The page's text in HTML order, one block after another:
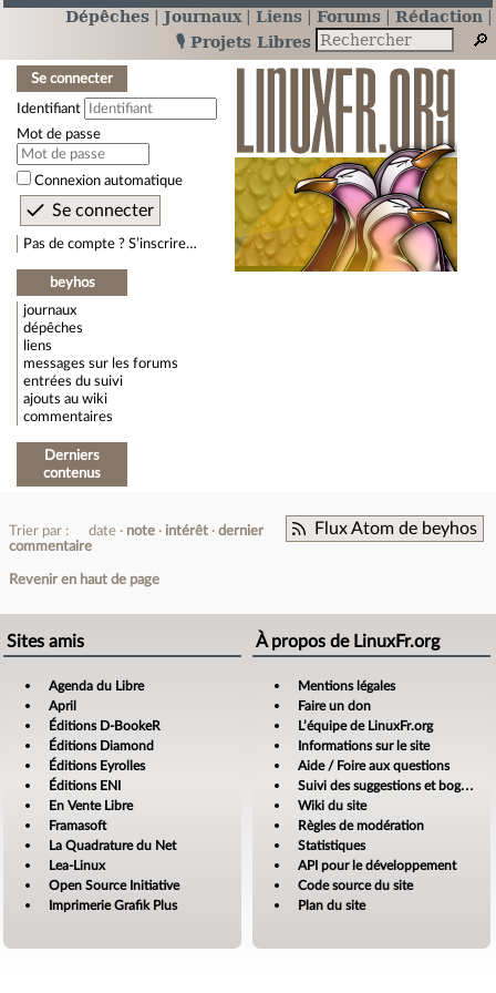
Dépêches Journaux Liens Forums
Rédaction
🎙️ Projets Libres
Se connecter
Identifiant
Mot de passe
Connexion automatique
Pas de compte ? S’inscrire…
beyhos
journaux
dépêches
liens
messages sur les forums
entrées du suivi
ajouts au wiki
commentaires
Derniers
contenus
Flux Atom de beyhos
Trier par : date note intérêt
dernier
commentaire
Revenir en haut de page
Sites amis
Agenda du Libre
April
Éditions D-BookeR
Éditions Diamond
Éditions Eyrolles
Éditions ENI
En Vente Libre
Framasoft
La Quadrature du Net
Lea-Linux
Open Source Initiative
Imprimerie Grafik Plus
À propos de LinuxFr.org
Mentions légales
Faire un don
L’équipe de LinuxFr.org
Informations sur le site
Aide / Foire aux questions
Suivi des suggestions et bogues
Wiki du site
Règles de modération
Statistiques
API pour le développement
Code source du site
Plan du site